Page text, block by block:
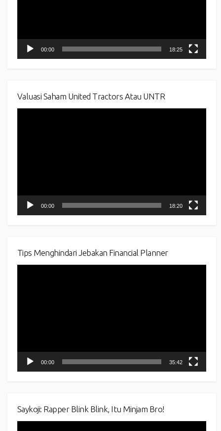
00:00 18:25
Valuasi Saham United Tractors Atau UNTR
00:00 18:20
Tips Menghindari Jebakan Financial Planner
00:00 35:42
Saykoji: Rapper Blink Blink, Itu Minjam Bro!